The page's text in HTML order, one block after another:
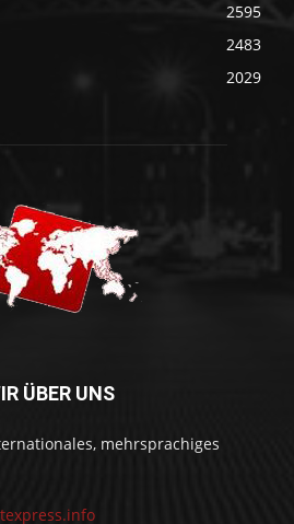
2595
2483
2029
ÜBER UNS
mehrsprachiges